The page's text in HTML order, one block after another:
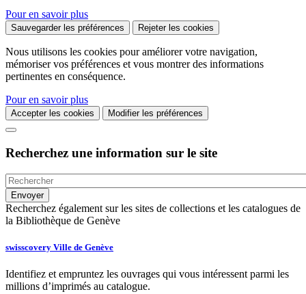
Pour en savoir plus
Sauvegarder les préférences Rejeter les cookies
Nous utilisons les cookies pour améliorer votre navigation,
mémoriser vos préférences et vous montrer des informations
pertinentes en conséquence.
Pour en savoir plus
Accepter les cookies Modifier les préférences
Recherchez une information sur le site
Recherchez également sur les sites de collections et les catalogues de
la Bibliothèque de Genève
swisscovery Ville de Genève
Identifiez et empruntez les ouvrages qui vous intéressent parmi les
millions d’imprimés au catalogue.